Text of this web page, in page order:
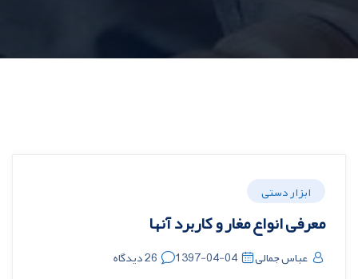
ابزار دستی
معرفی انواع مغار و کاربرد آنها
عباس جمالی 1397-04-04 26 دیدگاه